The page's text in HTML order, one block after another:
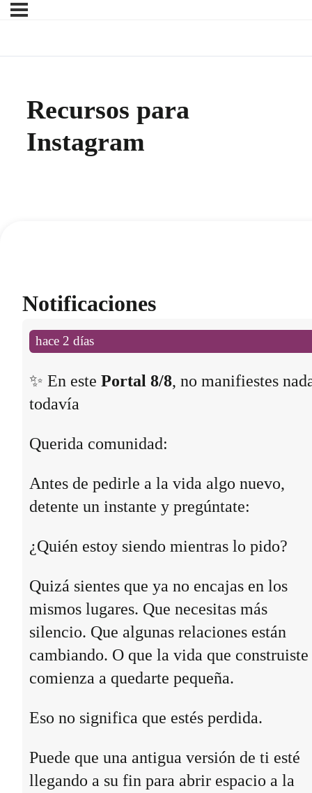
Recursos para
Instagram
Notificaciones
hace 2 días
✨ En este Portal 8/8, no manifiestes
todavía
Querida comunidad:
Antes de pedirle a la vida algo nuevo,
detente un instante y pregúntate:
¿Quién estoy siendo mientras lo pido?
Quizá sientes que ya no encajas en los
mismos lugares. Que necesitas más
silencio. Que algunas relaciones están
cambiando. O que la vida que construiste
comienza a quedarte pequeña.
Eso no significa que estés perdida.
Puede que una antigua versión de ti esté
llegando a su fin para abrir espacio a la